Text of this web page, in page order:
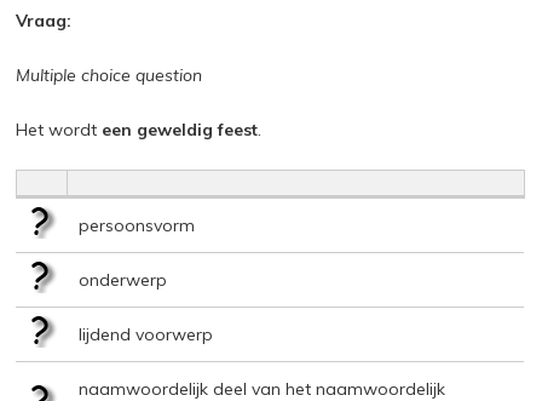
Vraag:
Multiple choice question
Het wordt een geweldig feest.
persoonsvorm
onderwerp
lijdend voorwerp
naamwoordelijk deel van het naamwoordelijk